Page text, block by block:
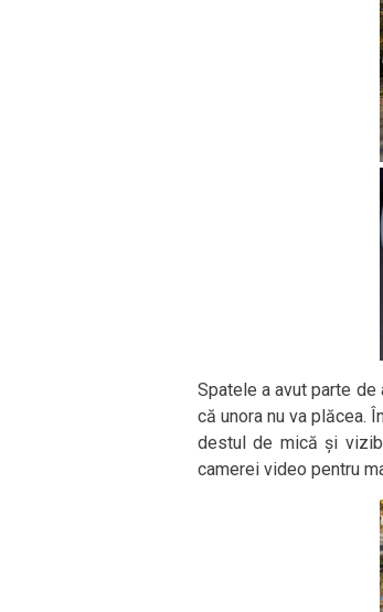
Spatele a avut parte
că unora nu va plăcea.
destul de mică și
camerei video pentru